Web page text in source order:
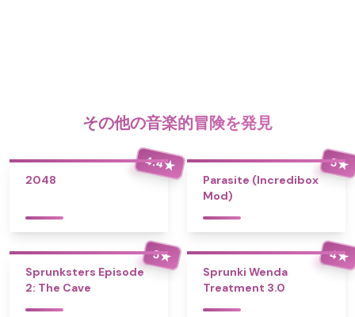
その他の音楽的冒険を発見
4.4★
2048
5★
Parasite (Incredibox
Mod)
5★
Sprunksters Episode
2: The Cave
4★
Sprunki Wenda
Treatment 3.0